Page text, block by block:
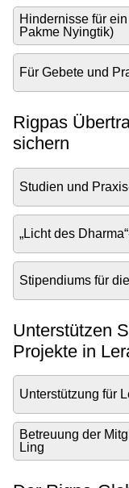
Hindernisse für
Pakme Nyingtik)
Für Gebete und
Rigpas
sichern
Studien und
„Licht des
Stipendiums für
Unterstützen
Projekte in
Unterstützung für
Betreuung der
Ling